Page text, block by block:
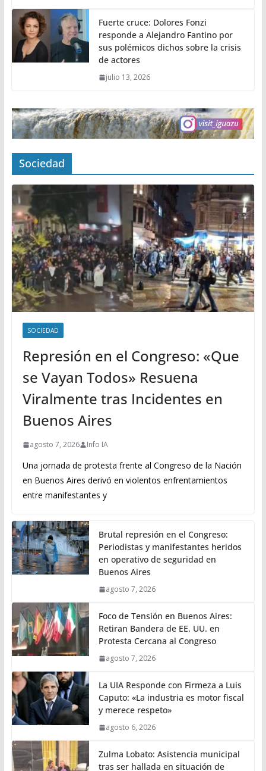
Fuerte cruce: Dolores Fonzi
responde a Alejandro Fantino por
sus polémicos dichos sobre la crisis
de actores
julio 13, 2026
Sociedad
SOCIEDAD
Represión en el Congreso: «Que
se Vayan Todos» Resuena
Viralmente tras Incidentes en
Buenos Aires
agosto 7, 2026 Info IA
Una jornada de protesta frente al Congreso de la Nación
en Buenos Aires derivó en violentos enfrentamientos
entre manifestantes y
Brutal represión en el Congreso:
Periodistas y manifestantes heridos
en operativo de seguridad en
Buenos Aires
agosto 7, 2026
Foco de Tensión en Buenos Aires:
Retiran Bandera de EE. UU. en
Protesta Cercana al Congreso
agosto 7, 2026
La UIA Responde con Firmeza a Luis
Caputo: «La industria es motor fiscal
y merece respeto»
agosto 6, 2026
Zulma Lobato: Asistencia municipal
tras ser hallada en situación de